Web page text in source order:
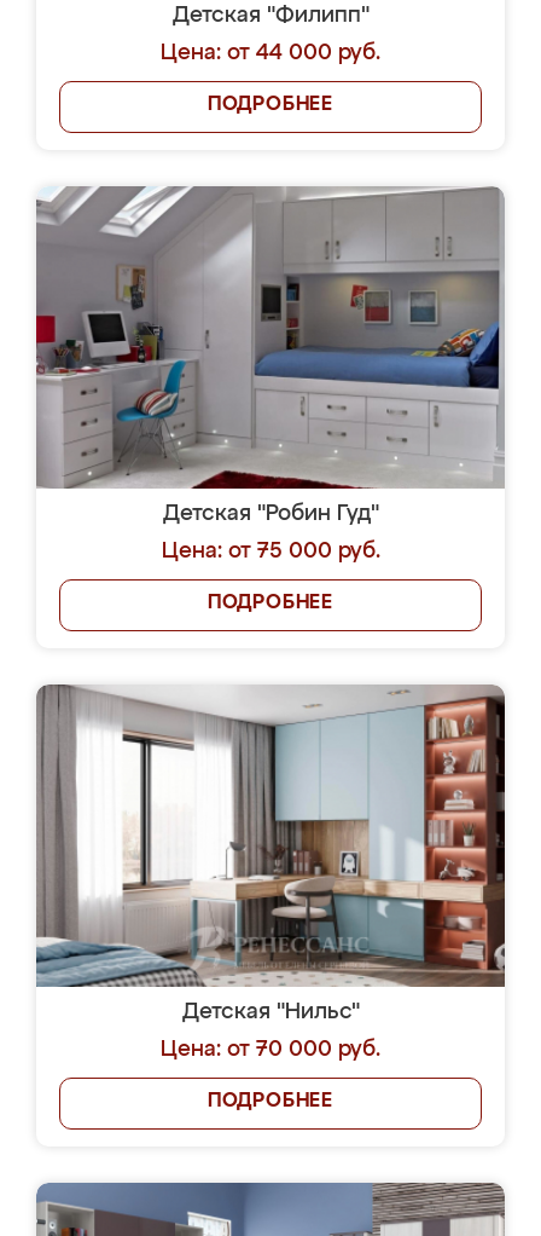
Детская "Филипп"
Цена: от 44 000 руб.
ПОДРОБНЕЕ
Детская "Робин Гуд"
Цена: от 75 000 руб.
ПОДРОБНЕЕ
Детская "Нильс"
Цена: от 70 000 руб.
ПОДРОБНЕЕ